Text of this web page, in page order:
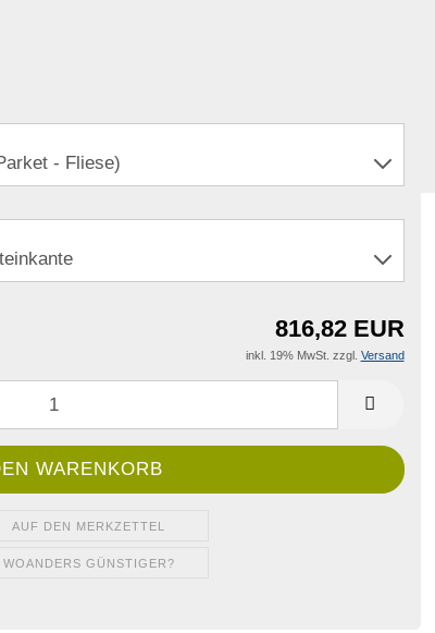
816,82 EUR
inkl. 19% MwSt. zzgl. Versand
AUF DEN MERKZETTEL
WOANDERS GÜNSTIGER?